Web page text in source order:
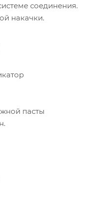
соединения.
накачки.
пасты